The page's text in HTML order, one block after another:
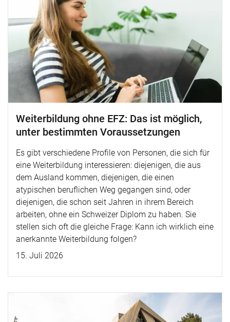
Weiterbildung ohne EFZ: Das ist möglich,
unter bestimmten Voraussetzungen
Es gibt verschiedene Profile von Personen, die sich für
eine Weiterbildung interessieren: diejenigen, die aus
dem Ausland kommen, diejenigen, die einen
atypischen beruflichen Weg gegangen sind, oder
diejenigen, die schon seit Jahren in ihrem Bereich
arbeiten, ohne ein Schweizer Diplom zu haben. Sie
stellen sich oft die gleiche Frage: Kann ich wirklich eine
anerkannte Weiterbildung folgen?
15. Juli 2026